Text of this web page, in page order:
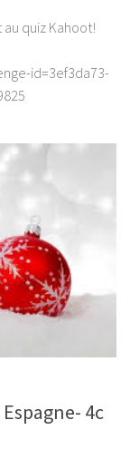
quiz Kahoot!
id=3ef3da73-
4c